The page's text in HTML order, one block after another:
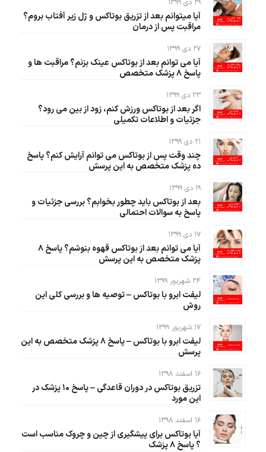
۲۹ دی ۱۳۹۹
آیا میتوانم بعد از تزریق بوتاکس و ژل زیر آفتاب بروم؟
مراقبت پس از درمان‌
۲۷ دی ۱۳۹۹
آیا می توانم بعد از بوتاکس عینک بزنم؟ مراقبت ها و
پاسخ ۸ پزشک متخصص
۲۳ دی ۱۳۹۹
اگر بعد از بوتاکس ورزش کنم، زود از بین می رود؟
جزئیات و اطلاعات تکمیلی
۲۱ دی ۱۳۹۹
چند وقت پس از بوتاکس می توانم آرایش کنم؟ پاسخ
ده پزشک متخصص به این پرسش
۱۹ دی ۱۳۹۹
بعد از بوتاکس باید چطور بخوابم؟ بررسی جزئیات و
پاسخ به سوالات احتمالی
۱۷ دی ۱۳۹۹
آیا می توانم بعد از بوتاکس قهوه بنوشم؟ پاسخ ۸
پزشک متخصص به این پرسش
۲۴ شهریور ۱۳۹۹
لیفت ابرو با بوتاکس – توصیه ها و بررسی کلی این
روش
۱۷ شهریور ۱۳۹۹
لیفت ابرو با بوتاکس – پاسخ ۸ پزشک متخصص به این
پرسش
۱۶ اسفند ۱۳۹۸
تزریق بوتاکس در دوران قاعدگی – پاسخ ۱۰ پزشک در
این مورد
۱۶ اسفند ۱۳۹۸
آیا بوتاکس برای پیشگیری از چین و چروک مناسب است
؟ پاسخ ۸ پزشک